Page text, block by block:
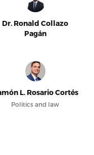
Dr. Ronald Collazo
Pagán
L. Rosario Cortés
Politics and law